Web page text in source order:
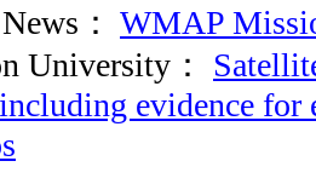
： WMAP
University：
evidence for